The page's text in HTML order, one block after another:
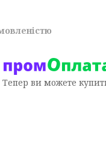
Тепер ви можете